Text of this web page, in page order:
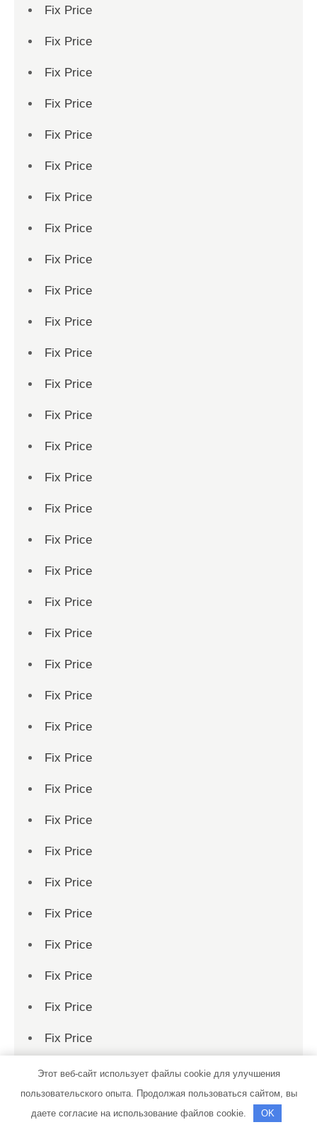
Fix Price
Fix Price
Fix Price
Fix Price
Fix Price
Fix Price
Fix Price
Fix Price
Fix Price
Fix Price
Fix Price
Fix Price
Fix Price
Fix Price
Fix Price
Fix Price
Fix Price
Fix Price
Fix Price
Fix Price
Fix Price
Fix Price
Fix Price
Fix Price
Fix Price
Fix Price
Fix Price
Fix Price
Fix Price
Fix Price
Fix Price
Fix Price
Fix Price
Fix Price
Fix Price
Fix Price
Этот веб-сайт использует файлы cookie для улучшения
пользовательского опыта. Продолжая пользоваться сайтом, вы
даете согласие на использование файлов cookie.
OK